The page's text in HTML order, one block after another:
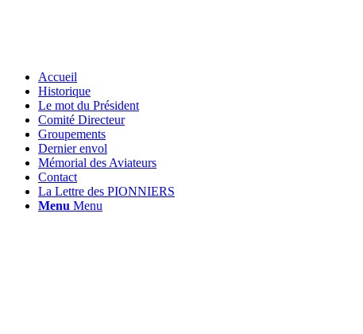
Accueil
Historique
Le mot du Président
Comité Directeur
Groupements
Dernier envol
Mémorial des Aviateurs
Contact
La Lettre des PIONNIERS
Menu Menu